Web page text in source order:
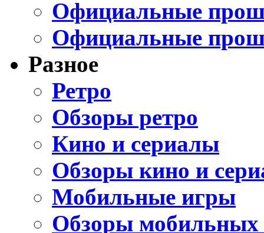
Официальные
Официальные
Разное
Ретро
Обзоры ретро
Кино и сериалы
Обзоры кино и
Мобильные игры
Обзоры мобильных